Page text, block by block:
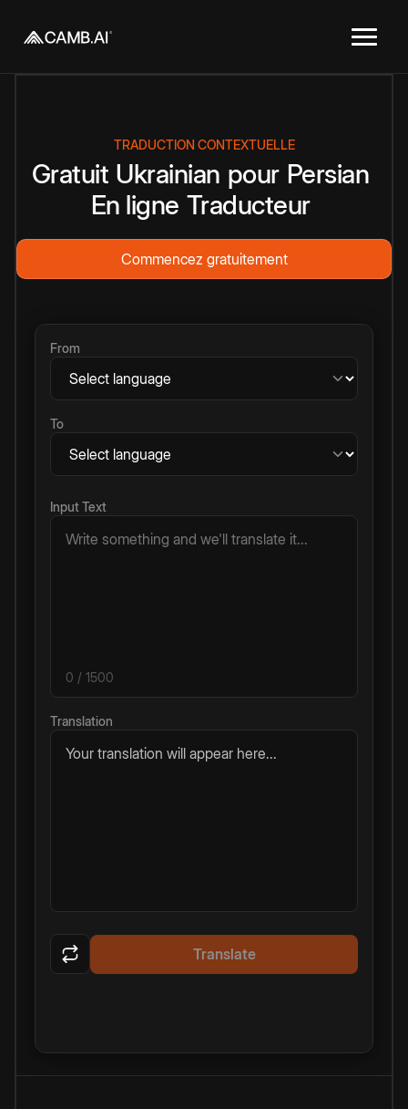
TRADUCTION CONTEXTUELLE
Gratuit Ukrainian pour Persian
En ligne Traducteur
Commencez gratuitement
From
To
Input Text
0 / 1500
Translation
Your translation will appear here...
Translate